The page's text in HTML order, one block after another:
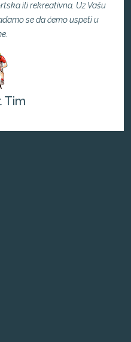
ili rekreativna. Uz Vašu
se da ćemo uspeti u
Tim